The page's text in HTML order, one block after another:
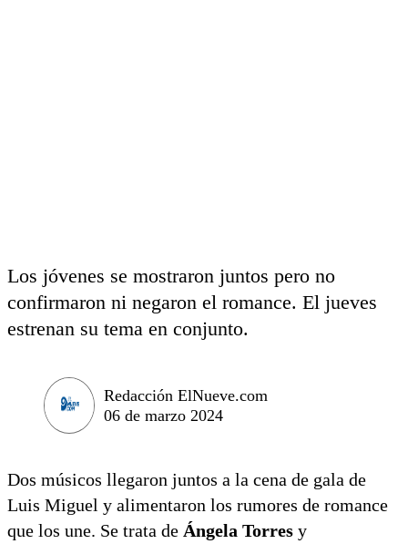
Los jóvenes se mostraron juntos pero no
confirmaron ni negaron el romance. El jueves
estrenan su tema en conjunto.
Redacción ElNueve.com
06 de marzo 2024
Dos músicos llegaron juntos a la cena de gala de
Luis Miguel y alimentaron los rumores de romance
que los une. Se trata de Ángela Torres y